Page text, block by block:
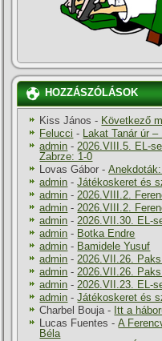
HOZZÁSZÓLÁSOK
Kiss János - Következő
Felucci - Lakat Tanár úr
admin -2026.VIII.5. EL-
Zabrze: 1-0
Lovas Gábor -
admin -Játékoskeret és
admin -2026.VIII.2.
admin -2026.VIII.2.
admin -2026.VII.30. EL-
admin - Botka Endre
admin - Bamidele Yusuf
admin -2026.VII.26.
admin -2026.VII.26.
admin -2026.VII.23. EL-
admin -Játékoskeret és
Charbel Bouja- Itt a
Lucas Fuentes -A
Béla